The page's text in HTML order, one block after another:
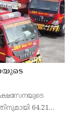
കോടി രൂപ
64.21